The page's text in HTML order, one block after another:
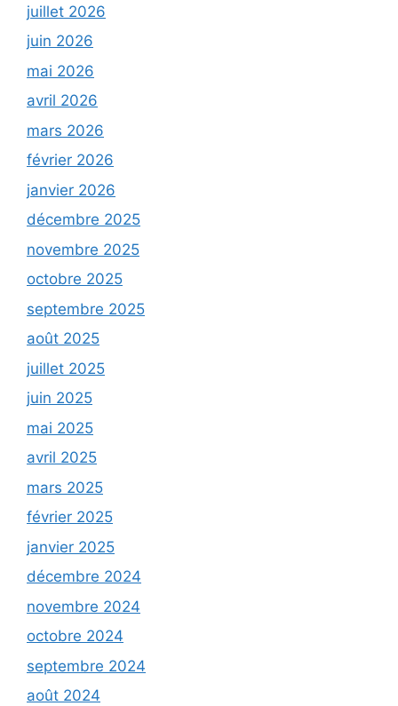
juillet 2026
juin 2026
mai 2026
avril 2026
mars 2026
février 2026
janvier 2026
décembre 2025
novembre 2025
octobre 2025
septembre 2025
août 2025
juillet 2025
juin 2025
mai 2025
avril 2025
mars 2025
février 2025
janvier 2025
décembre 2024
novembre 2024
octobre 2024
septembre 2024
août 2024